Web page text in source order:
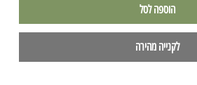
הוספה לסל
לקנייה מהירה